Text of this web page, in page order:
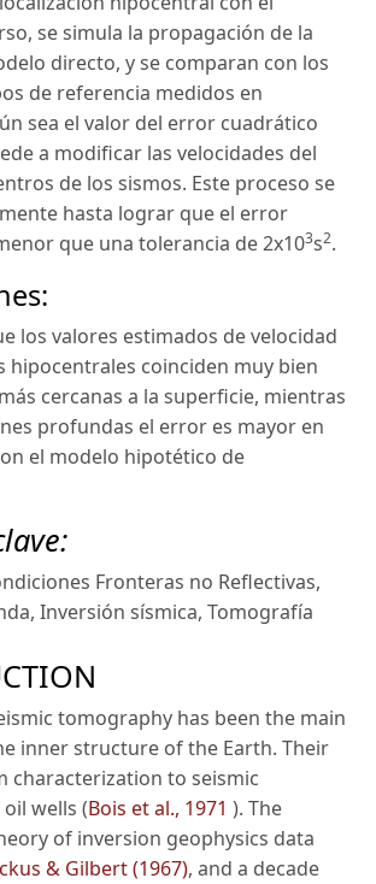
se simula la propagación de la
directo, y se comparan con los
de referencia medidos en
sea el valor del error cuadrático
a modificar las velocidades del
de los sismos. Este proceso se
hasta lograr que el error
que una tolerancia de 2x103s2.
los valores estimados de velocidad
hipocentrales coinciden muy bien
cercanas a la superficie, mientras
profundas el error es mayor en
el modelo hipotético de
Fronteras no Reflectivas,
, Inversión sísmica, Tomografía
tomography has been the main
inner structure of the Earth. Their
characterization to seismic
wells (Bois et al., 1971 ). The
of inversion geophysics data
& Gilbert (1967), and a decade